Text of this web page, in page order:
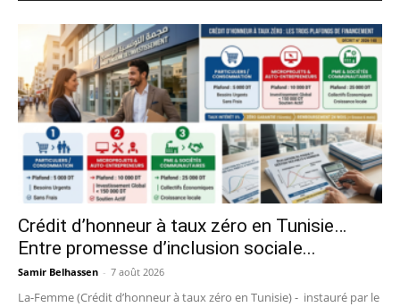
Crédit d’honneur à taux zéro en Tunisie…
Entre promesse d’inclusion sociale...
Samir Belhassen - 7 août 2026
La-Femme (Crédit d’honneur à taux zéro en Tunisie) - instauré par le